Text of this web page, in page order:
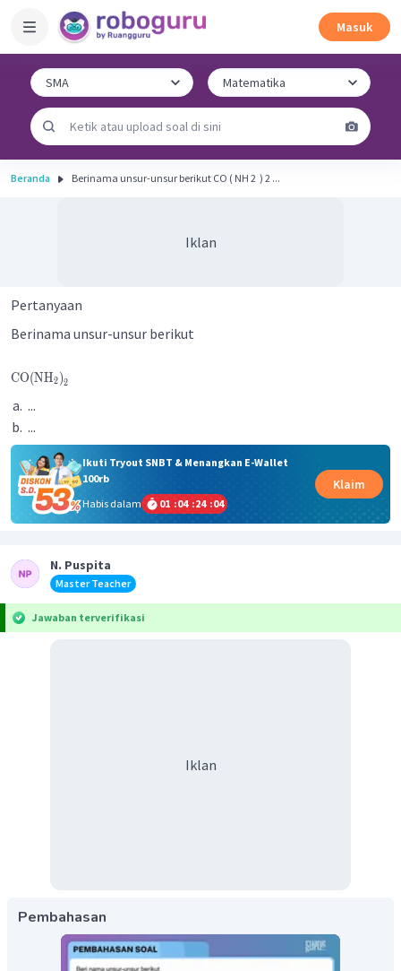
Masuk
Beranda Berinama unsur-unsur berikut CO ( NH 2 ​ ) 2 ...
Iklan
Pertanyaan
Berinama unsur-unsur berikut
CO(NH2)2
...
...
Ikuti Tryout SNBT & Menangkan E-Wallet
100rb
Habis dalam
01 :04 :24 :04
Klaim
N. Puspita
Master Teacher
Jawaban terverifikasi
Iklan
Pembahasan